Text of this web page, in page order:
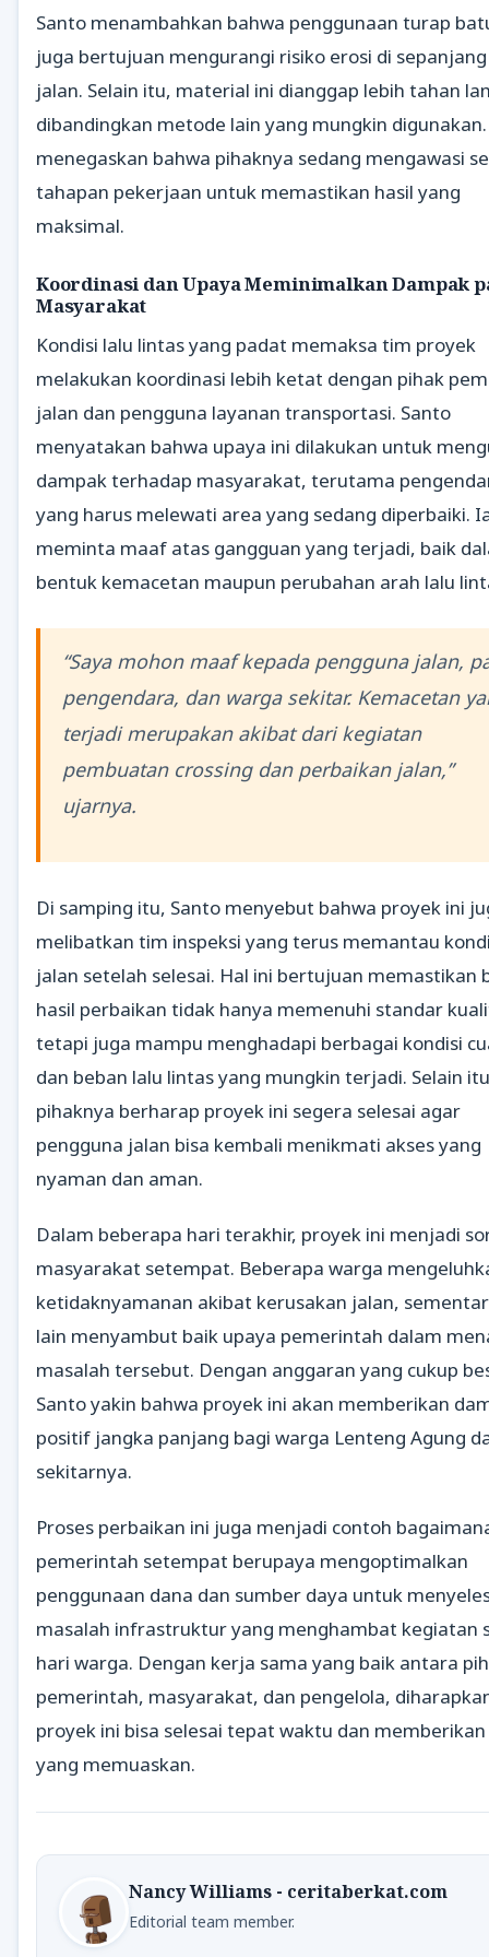
Santo menambahkan bahwa penggunaan turap
juga bertujuan mengurangi risiko erosi di sepanjang
jalan. Selain itu, material ini dianggap lebih tahan
dibandingkan metode lain yang mungkin
menegaskan bahwa pihaknya sedang mengawasi
tahapan pekerjaan untuk memastikan hasil yang
maksimal.
Koordinasi dan Upaya Meminimalkan Dampak
Masyarakat
Kondisi lalu lintas yang padat memaksa tim proyek
melakukan koordinasi lebih ketat dengan pihak
jalan dan pengguna layanan transportasi. Santo
menyatakan bahwa upaya ini dilakukan untuk
dampak terhadap masyarakat, terutama
yang harus melewati area yang sedang diperbaiki.
meminta maaf atas gangguan yang terjadi, baik
bentuk kemacetan maupun perubahan arah lalu
“Saya mohon maaf kepada pengguna jalan,
pengendara, dan warga sekitar. Kemacetan
terjadi merupakan akibat dari kegiatan
pembuatan crossing dan perbaikan jalan,”
ujarnya.
Di samping itu, Santo menyebut bahwa proyek ini
melibatkan tim inspeksi yang terus memantau
jalan setelah selesai. Hal ini bertujuan memastikan
hasil perbaikan tidak hanya memenuhi standar
tetapi juga mampu menghadapi berbagai kondisi
dan beban lalu lintas yang mungkin terjadi. Selain
pihaknya berharap proyek ini segera selesai agar
pengguna jalan bisa kembali menikmati akses yang
nyaman dan aman.
Dalam beberapa hari terakhir, proyek ini menjadi
masyarakat setempat. Beberapa warga
ketidaknyamanan akibat kerusakan jalan,
lain menyambut baik upaya pemerintah dalam
masalah tersebut. Dengan anggaran yang cukup
Santo yakin bahwa proyek ini akan memberikan
positif jangka panjang bagi warga Lenteng Agung
sekitarnya.
Proses perbaikan ini juga menjadi contoh
pemerintah setempat berupaya mengoptimalkan
penggunaan dana dan sumber daya untuk
masalah infrastruktur yang menghambat kegiatan
hari warga. Dengan kerja sama yang baik antara
pemerintah, masyarakat, dan pengelola,
proyek ini bisa selesai tepat waktu dan memberikan
yang memuaskan.
Nancy Williams - ceritaberkat.com
Editorial team member.